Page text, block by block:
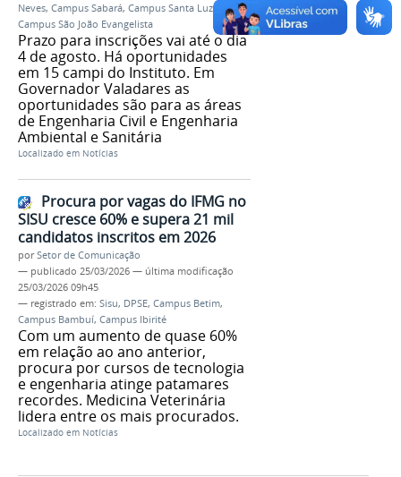
Neves, Campus Sabará, Campus Santa Luzia
Campus São João Evangelista
Prazo para inscrições vai até o dia
4 de agosto. Há oportunidades
em 15 campi do Instituto. Em
Governador Valadares as
oportunidades são para as áreas
de Engenharia Civil e Engenharia
Ambiental e Sanitária
Localizado em Notícias
Procura por vagas do IFMG no
SISU cresce 60% e supera 21 mil
candidatos inscritos em 2026
porSetor de Comunicação
— publicado 25/03/2026 — última modificação
25/03/2026 09h45
— registrado em: Sisu, DPSE, Campus Betim,
Campus Bambuí, Campus Ibirité
Com um aumento de quase 60%
em relação ao ano anterior,
procura por cursos de tecnologia
e engenharia atinge patamares
recordes. Medicina Veterinária
lidera entre os mais procurados.
Localizado em Notícias